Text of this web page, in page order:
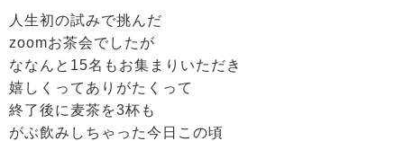
人生初の試みで挑んだ
zoomお茶会でしたが
ななんと15名もお集まりいただき
嬉しくってありがたくって
終了後に麦茶を3杯も
がぶ飲みしちゃった今日この頃